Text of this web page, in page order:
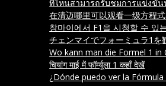
ที่ไหนสามารถรับชมการแข่งขันฟอร์มูล่าวันรา
在清迈哪里可以观看一级方程
창마이에서 F1을 시청할 수 있는 곳
チェンマイでフォーミュラ1を観る場所はどこですか？ (Chemai de fomyura1 o
Wo kann man die Formel 1 in
चियांग माई में फॉर्म्यूला 1 कहाँ देखें
¿Dónde puedo ver la Fórmula 1